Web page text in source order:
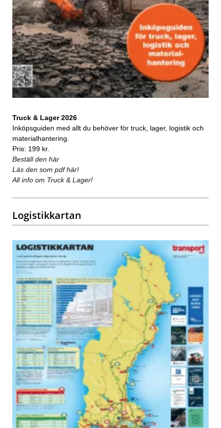
Truck & Lager 2026
Inköpsguiden med allt du behöver för truck, lager, logistik och
materialhantering.
Pris: 199 kr.
Beställ den här
Läs den som pdf här!
All info om Truck & Lager!
Logistikkartan